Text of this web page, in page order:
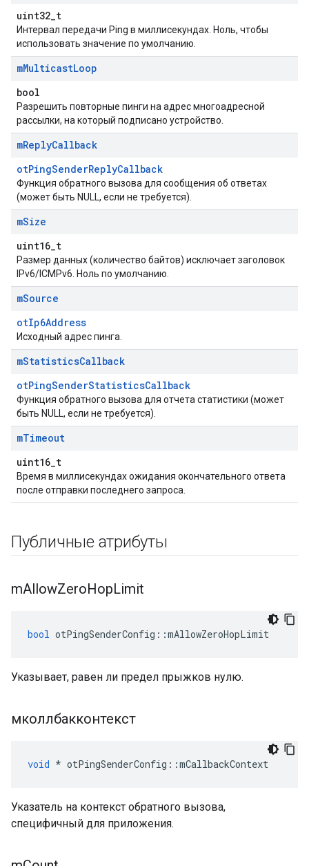
uint32_t
Интервал передачи Ping в миллисекундах. Ноль, чтобы
использовать значение по умолчанию.
mMulticastLoop
bool
Разрешить повторные пинги на адрес многоадресной
рассылки, на который подписано устройство.
mReplyCallback
otPingSenderReplyCallback
Функция обратного вызова для сообщения об ответах
(может быть NULL, если не требуется).
mSize
uint16_t
Размер данных (количество байтов) исключает заголовок
IPv6/ICMPv6. Ноль по умолчанию.
mSource
otIp6Address
Исходный адрес пинга.
mStatisticsCallback
otPingSenderStatisticsCallback
Функция обратного вызова для отчета статистики (может
быть NULL, если не требуется).
mTimeout
uint16_t
Время в миллисекундах ожидания окончательного ответа
после отправки последнего запроса.
Публичные атрибуты
mAllowZeroHopLimit
bool otPingSenderConfig ::mAllowZeroHopLimit
Указывает, равен ли предел прыжков нулю.
мколлбакконтекст
void * otPingSenderConfig ::mCallbackContext
Указатель на контекст обратного вызова,
специфичный для приложения.